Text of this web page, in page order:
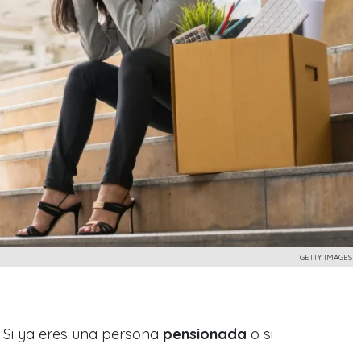
GETTY IMAGES
Si ya eres una persona pensionada o si